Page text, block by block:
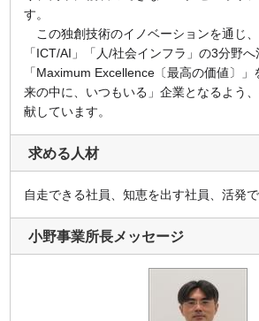
す。
この独創技術のイノベーションを通じ
「ICT/AI」「人/社会インフラ」の3分野
「Maximum Excellence〔最高の価値〕
来の中に、いつもいる」企業となるよう
献しています。
求める人材
自走できる社員、知恵を出す社員、活発
小野事業所長メッセージ